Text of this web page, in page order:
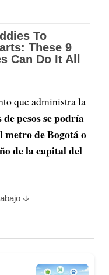
que administra la
pesos se podría
metro de Bogotá o
de la capital del